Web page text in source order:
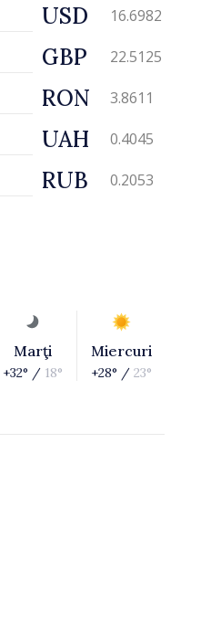
USD 16.6982
GBP 22.5125
RON 3.8611
UAH 0.4045
RUB 0.2053
Marţi
+32° / 18°
Miercuri
+28° / 23°